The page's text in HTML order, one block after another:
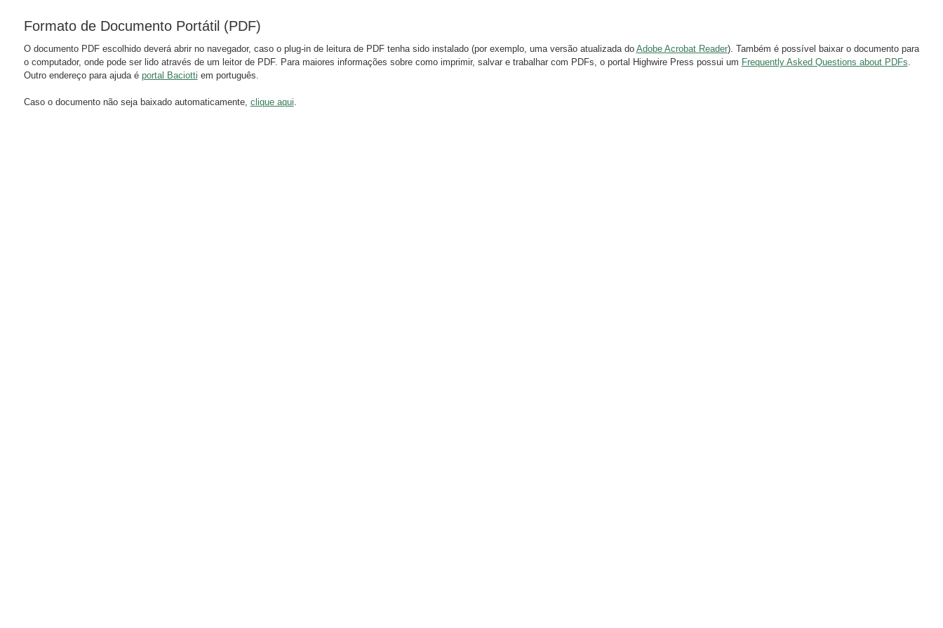
Formato de Documento Portátil (PDF)
O documento PDF escolhido deverá abrir no navegador, caso o plug-in de leitura de PDF tenha sido instalado (por exemplo, uma versão atualizada do Adobe Acrobat Reader). Também é possível baixar o documento para
o computador, onde pode ser lido através de um leitor de PDF. Para maiores informações sobre como imprimir, salvar e trabalhar com PDFs, o portal Highwire Press possui um Frequently Asked Questions about PDFs
Outro endereço para ajuda é portal Baciotti em português.
Caso o documento não seja baixado automaticamente, clique aqui